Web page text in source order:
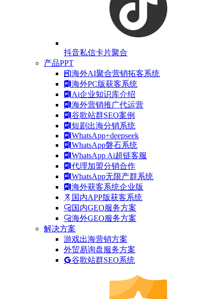
抖音私信卡片聚合
产品PPT
海外AI聚合营销拓客系统
海外PC版获客系统
Ai企业知识库介绍
海外营销推广代运营
谷歌站群SEO案例
短剧出海分销系统
WhatsApp+deepseek
WhatsApp磐石系统
WhatsApp Ai超链客服
代理加盟分销合作
WhatsApp无限产群系统
海外获客系统企业版
国内APP版获客系统
国内GEO服务方案
海外GEO服务方案
解决方案
游戏出海营销方案
外贸易询盘服务方案
谷歌站群SEO系统